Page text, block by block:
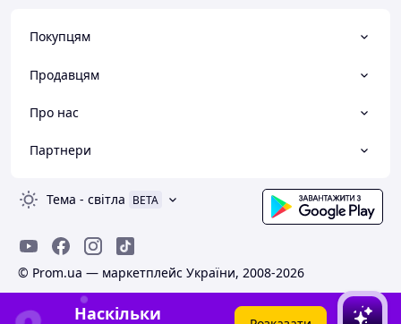
Покупцям
Продавцям
Про нас
Партнери
Тема - світла BETA
© Prom.ua — маркетплейс України, 2008-2026
Наскільки